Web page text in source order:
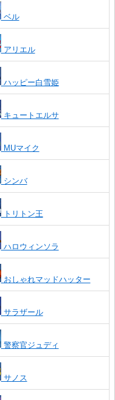
ベル
アリエル
ハッピー白雪姫
キュートエルサ
MUマイク
シンバ
トリトン王
ハロウィンソラ
おしゃれマッドハッター
サラザール
警察官ジュディ
サノス